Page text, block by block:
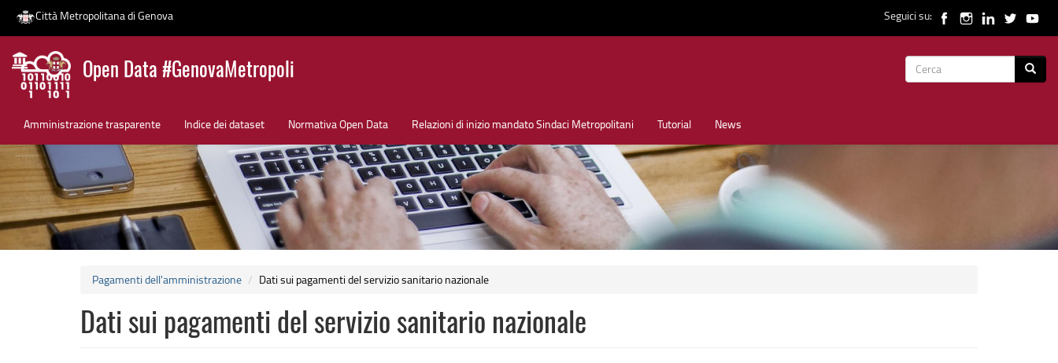
Salta
contenuto
Città Metropolitana di Genova Seguici su:
Open Data #GenovaMetropoli
Form
Amministrazione trasparente Indice dei dataset Normativa Open Data Relazioni di inizio mandato Sindaci Metropolitani Tutorial News
News
Pagamenti dell'amministrazione Dati sui pagamenti del servizio sanitario nazionale
Dati sui pagamenti del servizio sanitario nazionale